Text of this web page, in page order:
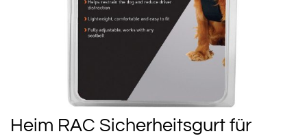
Heim RAC Sicherheitsgurt für